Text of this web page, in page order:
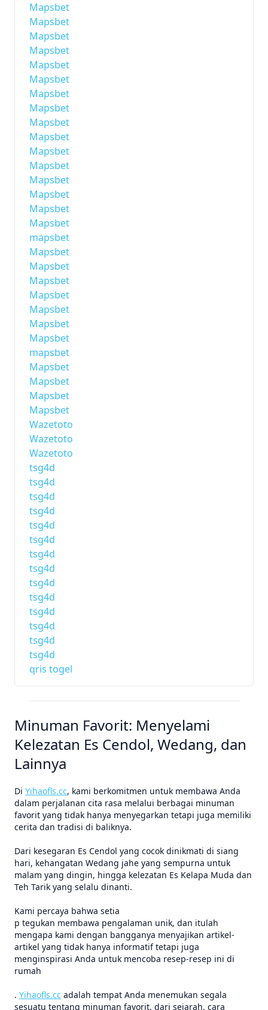
Mapsbet
Mapsbet
Mapsbet
Mapsbet
Mapsbet
Mapsbet
Mapsbet
Mapsbet
Mapsbet
Mapsbet
Mapsbet
Mapsbet
Mapsbet
Mapsbet
Mapsbet
Mapsbet
mapsbet
Mapsbet
Mapsbet
Mapsbet
Mapsbet
Mapsbet
Mapsbet
Mapsbet
mapsbet
Mapsbet
Mapsbet
Mapsbet
Mapsbet
Wazetoto
Wazetoto
Wazetoto
tsg4d
tsg4d
tsg4d
tsg4d
tsg4d
tsg4d
tsg4d
tsg4d
tsg4d
tsg4d
tsg4d
tsg4d
tsg4d
tsg4d
qris togel
Minuman Favorit: Menyelami
Kelezatan Es Cendol, Wedang, dan
Lainnya
Di Yihaofls.cc, kami berkomitmen untuk membawa Anda
dalam perjalanan cita rasa melalui berbagai minuman
favorit yang tidak hanya menyegarkan tetapi juga memiliki
cerita dan tradisi di baliknya.
Dari kesegaran Es Cendol yang cocok dinikmati di siang
hari, kehangatan Wedang jahe yang sempurna untuk
malam yang dingin, hingga kelezatan Es Kelapa Muda dan
Teh Tarik yang selalu dinanti.
Kami percaya bahwa setia
p tegukan membawa pengalaman unik, dan itulah
mengapa kami dengan bangganya menyajikan artikel-
artikel yang tidak hanya informatif tetapi juga
menginspirasi Anda untuk mencoba resep-resep ini di
rumah
. Yihaofls.cc adalah tempat Anda menemukan segala
sesuatu tentang minuman favorit, dari sejarah, cara